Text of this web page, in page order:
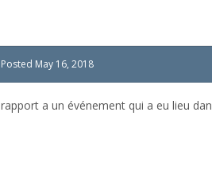
Posted May 16, 2018
rapport a un événement qui a eu lieu